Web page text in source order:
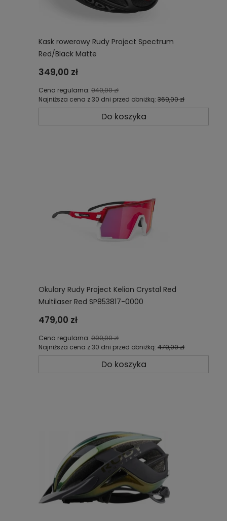
Kask rowerowy Rudy Project Spectrum
Red/Black Matte
349,00 zł
Cena regularna: 940,00 zł
Najniższa cena z 30 dni przed obniżką: 369,00 zł
Do koszyka
Okulary Rudy Project Kelion Crystal Red
Multilaser Red SP853817-0000
479,00 zł
Cena regularna: 999,00 zł
Najniższa cena z 30 dni przed obniżką: 479,00 zł
Do koszyka